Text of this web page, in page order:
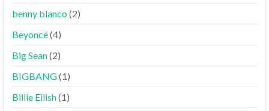
benny blanco(2)
Beyoncé(4)
Big Sean(2)
BIGBANG(1)
Billie Eilish(1)